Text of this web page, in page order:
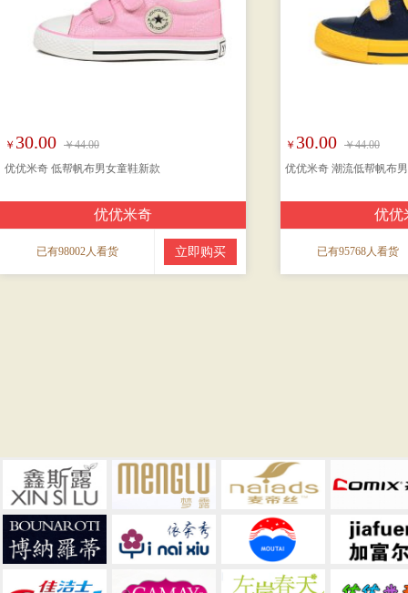
￥ 30.00 ￥44.00
优优米奇 低帮帆布男女童鞋新款
优优米奇
已有98002人看货 立即购买
￥ 30.00 ￥44.00
优优米奇 潮流低帮帆布
优优
已有95768人看货